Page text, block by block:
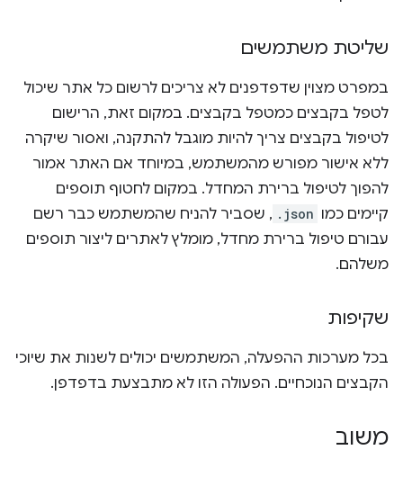
שליטת משתמשים
במפרט מצוין שדפדפנים לא צריכים לרשום כל אתר שיכול
לטפל בקבצים כמטפל בקבצים. במקום זאת, הרישום
לטיפול בקבצים צריך להיות מוגבל להתקנה, ואסור שיקרה
ללא אישור מפורש מהמשתמש, במיוחד אם האתר אמור
להפוך לטיפול ברירת המחדל. במקום לחטוף תוספים
קיימים כמו .json , שסביר להניח שהמשתמש כבר רשם
עבורם טיפול ברירת מחדל, מומלץ לאתרים ליצור תוספים
משלהם.
שקיפות
בכל מערכות ההפעלה, המשתמשים יכולים לשנות את שיוכי
הקבצים הנוכחיים. הפעולה הזו לא מתבצעת בדפדפן.
משוב